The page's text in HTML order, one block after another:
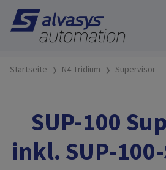
Startseite N4 Tridium Supervisor
SUP-100
inkl. SUP-